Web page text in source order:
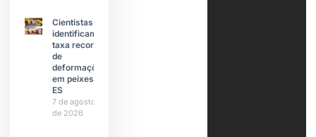
Cientistas
identificam
taxa recorde
de
deformações
em peixes do
ES
7 de agosto
de 2026